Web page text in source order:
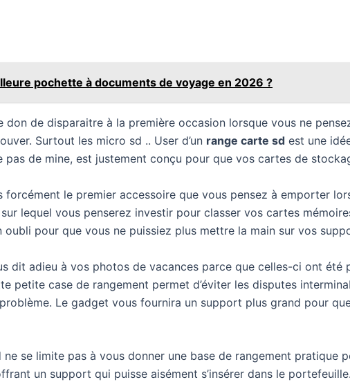
pochette à documents de voyage en 2026 ?
don de disparaitre à la première occasion lorsque vous ne
Surtout les micro sd .. User d’un range carte sd est une
pas de mine, est justement conçu pour que vos cartes de
forcément le premier accessoire que vous pensez à emporter
lequel vous penserez investir pour classer vos cartes
oubli pour que vous ne puissiez plus mettre la main sur vos
dit adieu à vos photos de vacances parce que celles-ci ont été
petite case de rangement permet d’éviter les disputes
Le gadget vous fournira un support plus grand pour
ne se limite pas à vous donner une base de rangement pratique
un support qui puisse aisément s’insérer dans le